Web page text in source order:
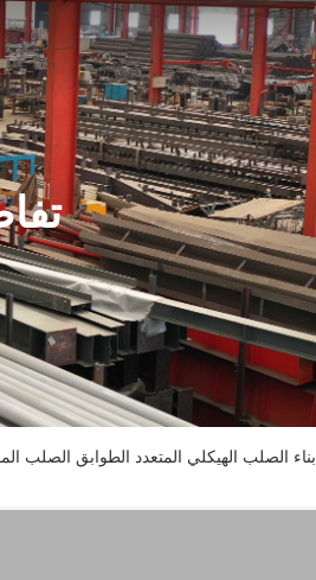
بناء الصلب الهيكلي المتعدد الطوابق الصلب